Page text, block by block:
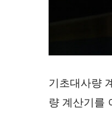
기초대사량
량 계산기를